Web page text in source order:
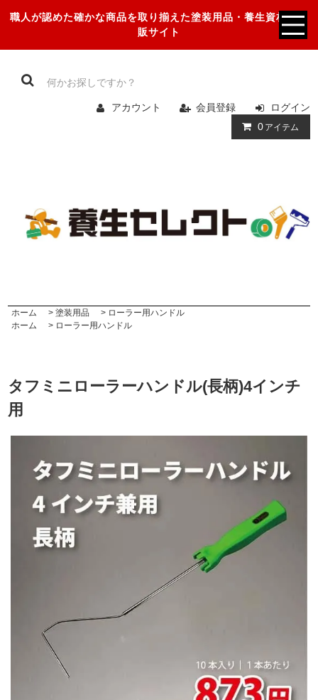
職人が認めた確かな商品を取り揃えた塗装用品・養生資材の通
販サイト
アカウント 会員登録
ログイン
0 アイテム
ホーム >塗装用品 > ローラー用ハンドル
ホーム
> ローラー用ハンドル
タフミニローラーハンドル(長柄)4インチ
用